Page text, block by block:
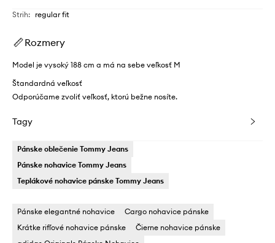
Strih: regular fit
Rozmery
Model je vysoký 188 cm a má na sebe veľkosť M
Štandardná veľkosť
Odporúčame zvoliť veľkosť, ktorú bežne nosíte.
Tagy
Pánske oblečenie Tommy Jeans
Pánske nohavice Tommy Jeans
Teplákové nohavice pánske Tommy Jeans
Pánske elegantné nohavice
Cargo nohavice pánske
Krátke rifľové nohavice pánske
Čierne nohavice pánske